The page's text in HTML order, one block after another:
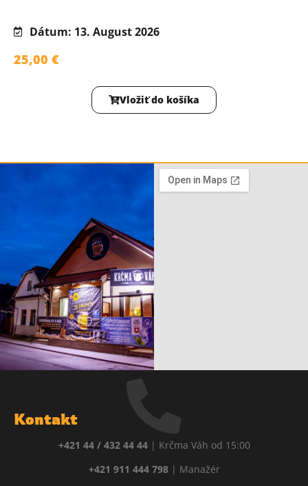
Dátum: 13. August 2026
25,00 €
Vložiť do košíka
Kontakt
+421 44 / 432 44 44| Krčma Váh od 15:00
+421 911 444 798| Manažér